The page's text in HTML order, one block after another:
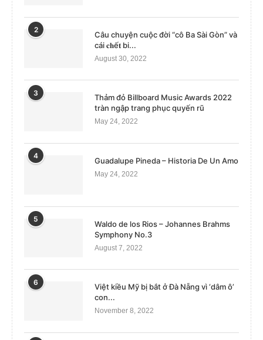
2
Câu chuyện cuộc đời “cô Ba Sài Gòn” và
cái 𝐜𝐡ế𝐭 bi...
August 30, 2022
3
Thảm đỏ Billboard Music Awards 2022
tràn ngập trang phục quyến rũ
May 24, 2022
4
Guadalupe Pineda – Historia De Un Amo
May 24, 2022
5
Waldo de los Rios – Johannes Brahms
Symphony No.3
August 7, 2022
6
Việt kiều Mỹ bị bắt ở Đà Nẵng vì ‘dâm ô’
con...
November 8, 2022